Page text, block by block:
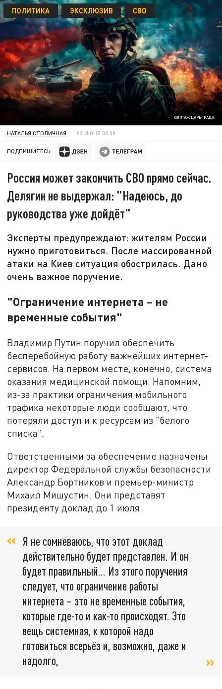
КОЛЛАЖ ЦАРЬГРАДА.
ПОЛИТИКА ЭКСКЛЮЗИВ СВО
НАТАЛЬЯ СТОЛИЧНАЯ 03 ИЮНЯ 08:00
ПОДПИШИТЕСЬ:
Россия может закончить СВО прямо сейчас.
Делягин не выдержал: "Надеюсь, до
руководства уже дойдёт"
Эксперты предупреждают: жителям России
нужно приготовиться. После массированной
атаки на Киев ситуация обострилась. Дано
очень важное поручение.
"Ограничение интернета – не
временные события"
Владимир Путин поручил обеспечить
бесперебойную работу важнейших интернет-
сервисов. На первом месте, конечно, система
оказания медицинской помощи. Напомним,
из-за практики ограничения мобильного
трафика некоторые люди сообщают, что
потеряли доступ и к ресурсам из "белого
списка".
Ответственными за обеспечение назначены
директор Федеральной службы безопасности
Александр Бортников и премьер-министр
Михаил Мишустин. Они представят
президенту доклад до 1 июля.
Я не сомневаюсь, что этот доклад
действительно будет представлен. И он
будет правильный... Из этого поручения
следует, что ограничение работы
интернета – это не временные события,
которые где-то и как-то происходят. Это
вещь системная, к которой надо
готовиться всерьёз и, возможно, даже и
надолго,